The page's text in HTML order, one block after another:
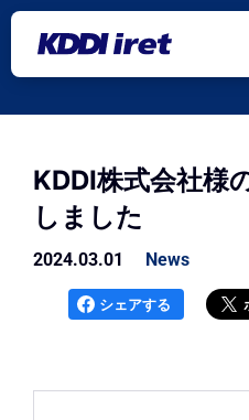
メインコンテンツにスキップ
KDDI株式会社様
しました
2024.03.01 News
シェアする